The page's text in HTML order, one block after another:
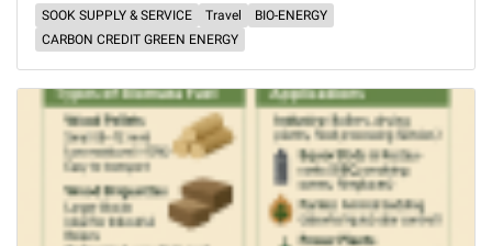
SOOK SUPPLY & SERVICE Travel
BIO-ENERGY
CARBON CREDIT GREEN ENERGY